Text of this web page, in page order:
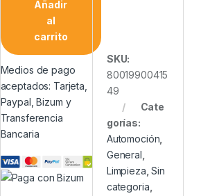
Añadir
al
carrito
Medios de pago
aceptados: Tarjeta,
Paypal, Bizum y
Transferencia
Bancaria
SKU:
80019900415
49
Cate
gorías:
Automoción,
General,
Limpieza,Sin
categoria,